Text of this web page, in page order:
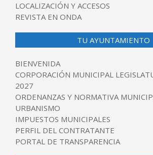
LOCALIZACIÓN Y ACCESOS
REVISTA EN ONDA
TU AYUNTAMIENTO
BIENVENIDA
CORPORACIÓN MUNICIPAL
2027
ORDENANZAS Y NORMATIVA
URBANISMO
IMPUESTOS MUNICIPALES
PERFIL DEL CONTRATANTE
PORTAL DE TRANSPARENCIA